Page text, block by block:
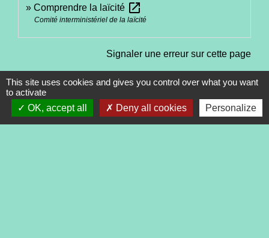
Comprendre la laïcité open_in_new
Comité interministériel de la laïcité
Signaler une erreur sur cette page
This site uses cookies and gives you control over what you want
to activate
OK, accept all
Deny all cookies Personalize